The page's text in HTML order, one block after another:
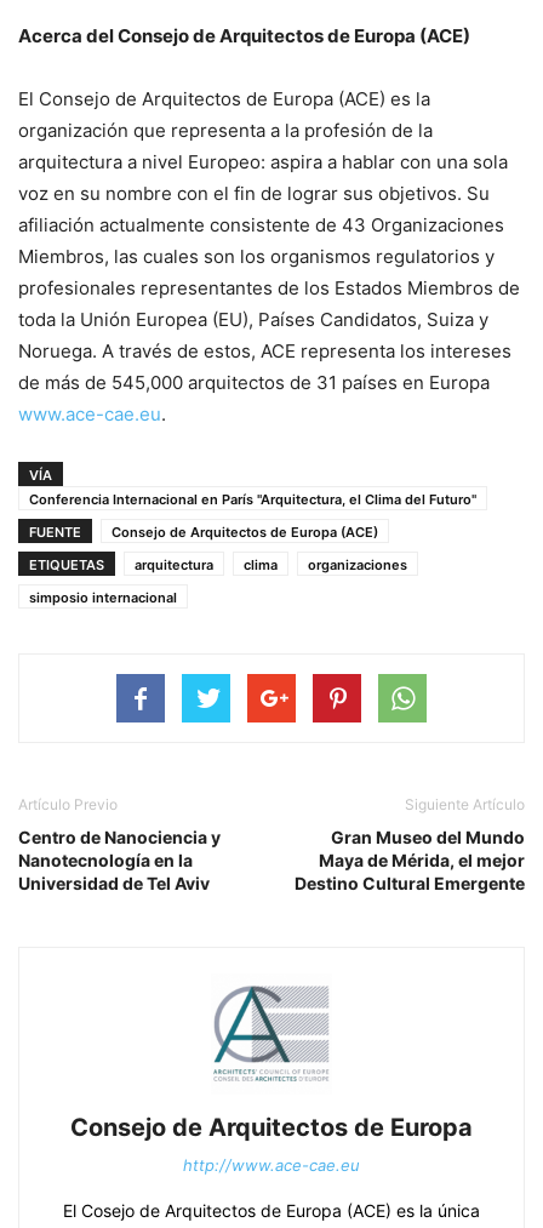
Acerca del Consejo de Arquitectos de Europa (ACE)
El Consejo de Arquitectos de Europa (ACE) es la
organización que representa a la profesión de la
arquitectura a nivel Europeo: aspira a hablar con una sola
voz en su nombre con el fin de lograr sus objetivos. Su
afiliación actualmente consistente de 43 Organizaciones
Miembros, las cuales son los organismos regulatorios y
profesionales representantes de los Estados Miembros de
toda la Unión Europea (EU), Países Candidatos, Suiza y
Noruega. A través de estos, ACE representa los intereses
de más de 545,000 arquitectos de 31 países en Europa
www.ace-cae.eu.
VÍA
Conferencia Internacional en París "Arquitectura, el Clima del Futuro"
FUENTE
Consejo de Arquitectos de Europa (ACE)
ETIQUETAS
arquitectura clima
organizaciones
simposio internacional
Artículo Previo
Centro de Nanociencia y
Nanotecnología en la
Universidad de Tel Aviv
Siguiente Artículo
Gran Museo del Mundo
Maya de Mérida, el mejor
Destino Cultural Emergente
Consejo de Arquitectos de Europa
http://www.ace-cae.eu
El Cosejo de Arquitectos de Europa (ACE) es la única